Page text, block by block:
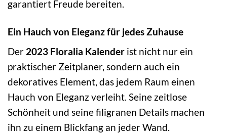
garantiert Freude bereiten.
Ein Hauch von Eleganz für jedes Zuhause
Der 2023 Floralia Kalender ist nicht nur ein
praktischer Zeitplaner, sondern auch ein
dekoratives Element, das jedem Raum einen
Hauch von Eleganz verleiht. Seine zeitlose
Schönheit und seine filigranen Details machen
ihn zu einem Blickfang an jeder Wand.